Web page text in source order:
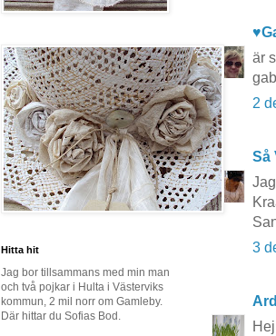
är
2
Så
3
Hitta hit
Jag bor tillsammans med min man
och två pojkar i Hulta i Västerviks
kommun, 2 mil norr om Gamleby.
Där hittar du Sofias Bod.